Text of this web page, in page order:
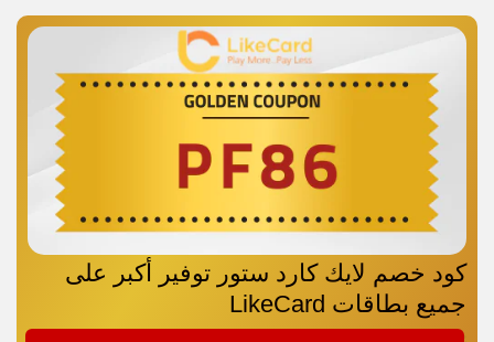
كود خصم لايك كارد ستور توفير أكبر على
جميع بطاقات LikeCard